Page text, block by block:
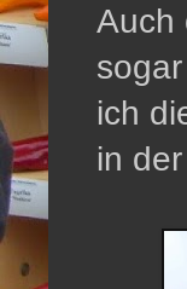
Auch
ich
in